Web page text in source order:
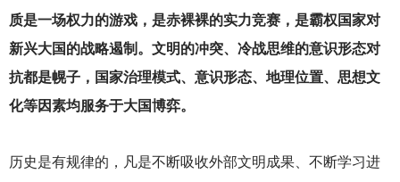
质是一场权力的游戏，是赤裸裸的实力竞赛，是霸权国家对
新兴大国的战略遏制。文明的冲突、冷战思维的意识形态对
抗都是幌子，国家治理模式、意识形态、地理位置、思想文
化等因素均服务于大国博弈。
历史是有规律的，凡是不断吸收外部文明成果、不断学习进